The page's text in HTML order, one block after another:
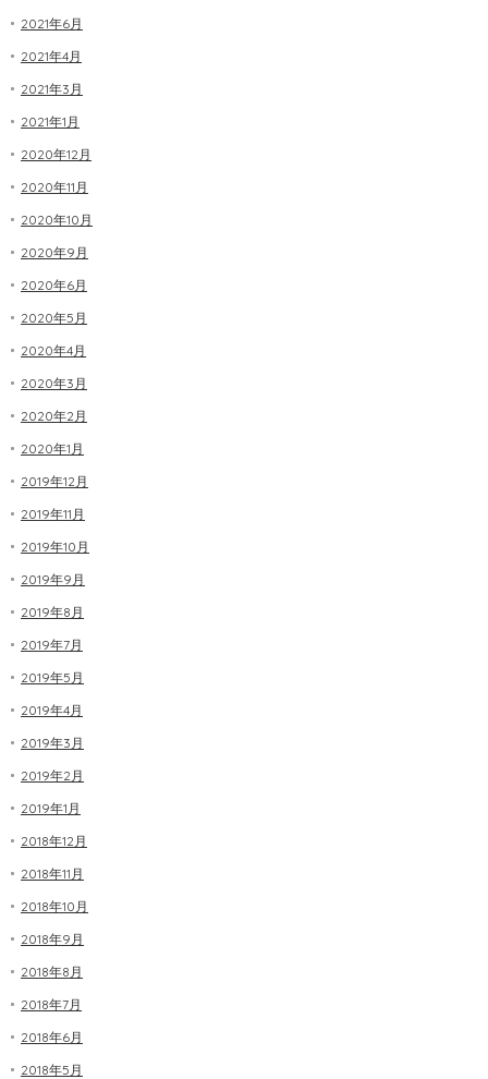
2021年6月
2021年4月
2021年3月
2021年1月
2020年12月
2020年11月
2020年10月
2020年9月
2020年6月
2020年5月
2020年4月
2020年3月
2020年2月
2020年1月
2019年12月
2019年11月
2019年10月
2019年9月
2019年8月
2019年7月
2019年5月
2019年4月
2019年3月
2019年2月
2019年1月
2018年12月
2018年11月
2018年10月
2018年9月
2018年8月
2018年7月
2018年6月
2018年5月